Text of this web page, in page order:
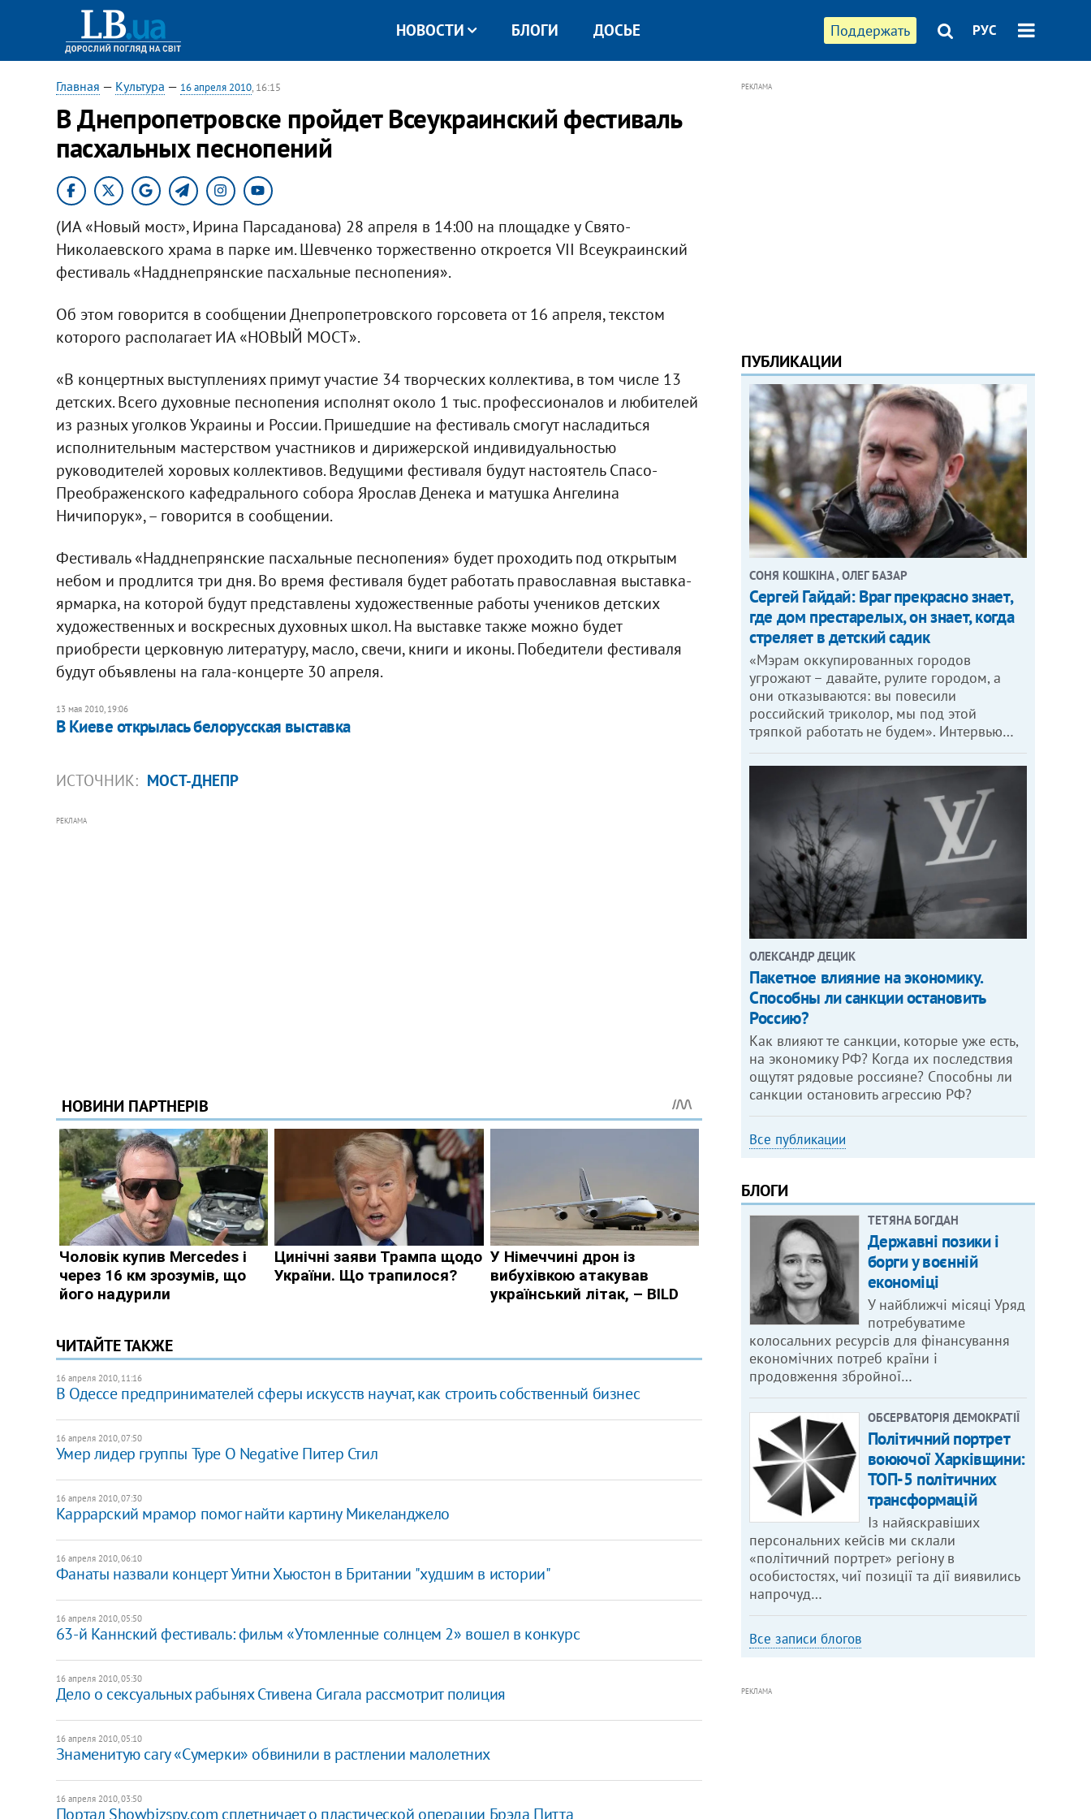
Поддержать РУС
НОВОСТИ БЛОГИ ДОСЬЕ
Главная — Культура — 16 апреля 2010, 16:15
В Днепропетровске пройдет Всеукраинский фестиваль
пасхальных песнопений
(ИА «Новый мост», Ирина Парсаданова) 28 апреля в 14:00 на площадке у Свято-
Николаевского храма в парке им. Шевченко торжественно откроется VII Всеукраинский
фестиваль «Надднепрянские пасхальные песнопения».
Об этом говорится в сообщении Днепропетровского горсовета от 16 апреля, текстом
которого располагает ИА «НОВЫЙ МОСТ».
«В концертных выступлениях примут участие 34 творческих коллектива, в том числе 13
детских. Всего духовные песнопения исполнят около 1 тыс. профессионалов и любителей
из разных уголков Украины и России. Пришедшие на фестиваль смогут насладиться
исполнительным мастерством участников и дирижерской индивидуальностью
руководителей хоровых коллективов. Ведущими фестиваля будут настоятель Спасо-
Преображенского кафедрального собора Ярослав Денека и матушка Ангелина
Ничипорук», – говорится в сообщении.
Фестиваль «Надднепрянские пасхальные песнопения» будет проходить под открытым
небом и продлится три дня. Во время фестиваля будет работать православная выставка-
ярмарка, на которой будут представлены художественные работы учеников детских
художественных и воскресных духовных школ. На выставке также можно будет
приобрести церковную литературу, масло, свечи, книги и иконы. Победители фестиваля
будут объявлены на гала-концерте 30 апреля.
13 мая 2010, 19:06
В Киеве открылась белорусская выставка
ИСТОЧНИК: МОСТ-ДНЕПР
РЕКЛАМА
ЧИТАЙТЕ ТАКЖЕ
16 апреля 2010, 11:16
В Одессе предпринимателей сферы искусств научат, как строить собственный бизнес
16 апреля 2010, 07:50
Умер лидер группы Type O Negative Питер Стил
16 апреля 2010, 07:30
Каррарский мрамор помог найти картину Микеланджело
16 апреля 2010, 06:10
Фанаты назвали концерт Уитни Хьюстон в Британии "худшим в истории"
16 апреля 2010, 05:50
63-й Каннский фестиваль: фильм «Утомленные солнцем 2» вошел в конкурс
16 апреля 2010, 05:30
Дело о сексуальных рабынях Стивена Сигала рассмотрит полиция
16 апреля 2010, 05:10
Знаменитую сагу «Сумерки» обвинили в растлении малолетних
16 апреля 2010, 03:50
Портал Showbizspy.com сплетничает о пластической операции Брэда Питта
РЕКЛАМА
ПУБЛИКАЦИИ
СОНЯ КОШКІНА , ОЛЕГ БАЗАР
Сергей Гайдай: Враг прекрасно знает,
где дом престарелых, он знает, когда
стреляет в детский садик
«Мэрам оккупированных городов
угрожают – давайте, рулите городом, а
они отказываются: вы повесили
российский триколор, мы под этой
тряпкой работать не будем». Интервью…
ОЛЕКСАНДР ДЕЦИК
Пакетное влияние на экономику.
Способны ли санкции остановить
Россию?
Как влияют те санкции, которые уже есть,
на экономику РФ? Когда их последствия
ощутят рядовые россияне? Способны ли
санкции остановить агрессию РФ?
Все публикации
БЛОГИ
ТЕТЯНА БОГДАН
Державні позики і
борги у воєнній
економіці
У найближчі місяці Уряд
потребуватиме
колосальних ресурсів для фінансування
економічних потреб країни і
продовження збройної…
ОБСЕРВАТОРІЯ ДЕМОКРАТІЇ
Політичний портрет
воюючої Харківщини:
ТОП-5 політичних
трансформацій
Із найяскравіших
персональних кейсів ми склали
«політичний портрет» регіону в
особистостях, чиї позиції та дії виявились
напрочуд…
Все записи блогов
РЕКЛАМА